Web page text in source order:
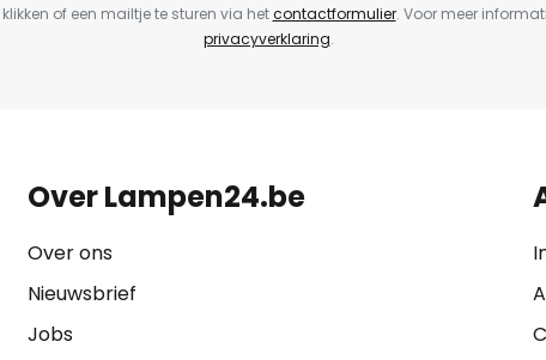
of een mailtje te sturen via hetcontactformulier. Voor meer
privacyverklaring.
Over Lampen24.be
Over ons
Nieuwsbrief
Jobs